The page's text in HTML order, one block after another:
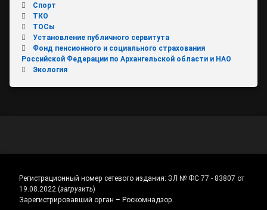
Спорт
ТКО
ТОСы
Установление публичного сервитута
Фонд пенсионного и социального страхования
Российской Федерации по Архангельской области и НАО
Экология
Регистрационный номер сетевого издания: ЭЛ № ФС 77 - 83807 от
19.08.2022.(загрузить)
Зарегистрировавший орган – Роскомнадзор.